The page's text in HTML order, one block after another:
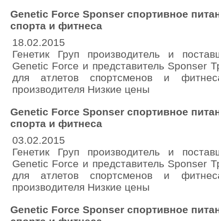
Genetic Force Sponser спортивное
спорта и фитнеса
18.02.2015
Генетик Груп производитель и
Genetic Force и представитель Sponser
для атлетов спортсменов и
производителя Низкие цены
Genetic Force Sponser спортивное
спорта и фитнеса
03.02.2015
Генетик Груп производитель и
Genetic Force и представитель Sponser
для атлетов спортсменов и
производителя Низкие цены
Genetic Force Sponser спортивное